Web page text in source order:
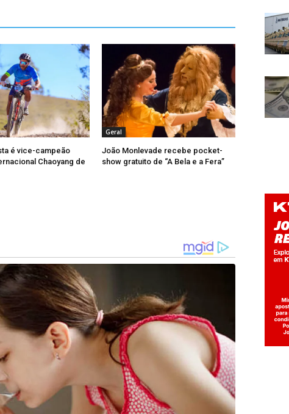
Aplicadas (Icea) da Ufop:
716,97.
699,38.
695,97.
é vice-campeão
Chaoyang de
Geral
João Monlevade recebe pocket-
show gratuito de “A Bela e a Fera”